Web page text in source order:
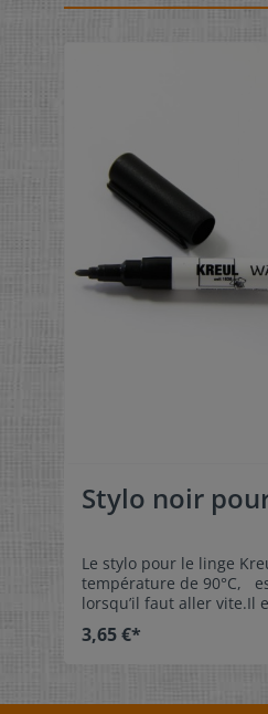
Stylo noir
Le stylo pour le linge
température de 90°C,
lorsqu’il faut aller vite.Il
et l’étiquetage du linge.
résiste à une
convient pas pour les
3,65 €*